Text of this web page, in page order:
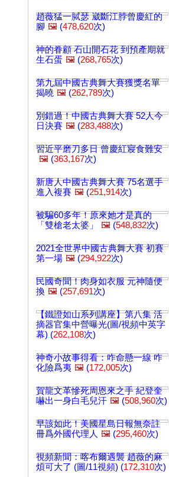
趙薇猛一脦瑟 崴斷江脖曾慶紅的
腳 🖼️ (478,620次)
神的眷顧 石山開石花 到預產期就
生石蛋 🖼️ (268,765次)
第九屆中國古典舞大賽獲獎名單
揭曉 🖼️ (262,789次)
別錯過！中國古典舞大賽 52人今
日決賽 🖼️ (283,488次)
習近平磨刀多日 曾慶紅寢食難安
🖼️ (363,167次)
新唐人中國古典舞大賽 75名選手
進入複賽 🖼️ (251,914次)
被騙60多年！原來她才是真的
「雙槍老太婆」
🖼️ (548,832次)
2021全世界中國古典舞大賽 初賽
第一場 🖼️ (294,922次)
民國奇聞！肉身如衣服 元神隨便
換 🖼️ (257,691次)
【鐵證如山系列講座】第八集 活
摘器官集中營曝光(圖/視頻中英字
幕) (262,108次)
神奇小故事得看：咋命懸一線 咋
化險爲夷 🖼️ (172,005次)
賀龍文革慘死周恩來之手 紀登奎
嚇出一身白毛兒汗 🖼️ (508,960次)
早該如此！美國星島日報無奈註
冊爲外國代理人 🖼️ (295,460次)
視頻新聞：喀布爾遇襲 趙薇的麻
煩可大了 (圖/11視頻) (172,310次)